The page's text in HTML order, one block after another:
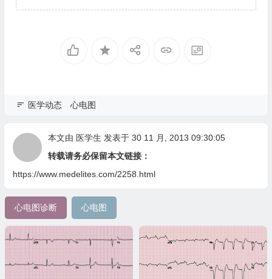
医学动态 心电图
本文由 医学生 发表于 30 11 月, 2013 09:30:05
转载请务必保留本文链接：
https://www.medelites.com/2258.html
心电图诊断 心电图